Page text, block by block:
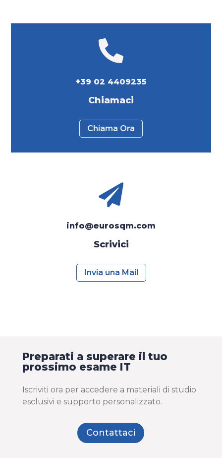

Chiamaci
+39 02 4409235
Chiama Ora

Scrivici
info@eurosqm.com
Invia una Mail
Preparati a superare il tuo
prossimo esame IT
Iscriviti ora per accedere a materiali di studio
esclusivi e supporto personalizzato.
Contattaci